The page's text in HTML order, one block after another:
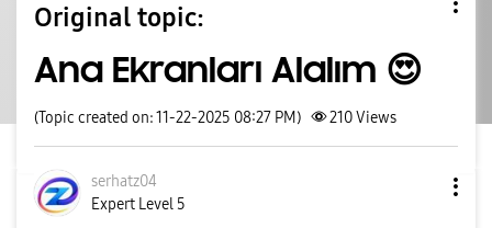
Original topic:
Ana Ekranları Alalım 😍
(Topic created on: 11-22-2025 08:27 PM) 210Views
serhatz04
Expert Level 5